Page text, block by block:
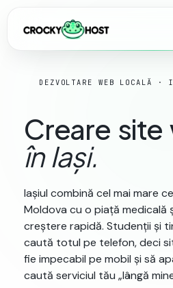
DEZVOLTARE WEB LOCALĂ ·
Creare site
în Iași.
Iașiul combină cel mai mare
Moldova cu o piață medicală
creștere rapidă. Studenții și
caută totul pe telefon, deci
fie impecabil pe mobil și să
caută serviciul tău „lângă